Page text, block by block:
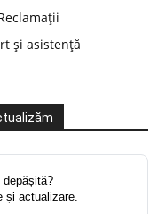
și asistență
și actualizare.